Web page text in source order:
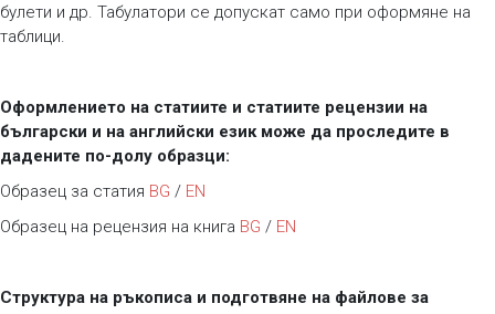
булети и др. Табулатори се допускат само при оформяне на
таблици.
Оформлението на статиите и статиите рецензии на
български и на английски език може да проследите в
дадените по-долу образци:
Образец за статия BG / EN
Образец на рецензия на книга BG / EN
Структура на ръкописа и подготвяне на файлове за